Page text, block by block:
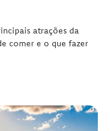
atrações da
comer e o que fazer